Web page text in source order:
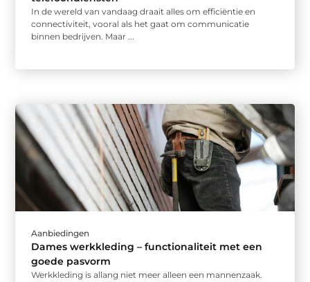
In de wereld van vandaag draait alles om efficiëntie en
connectiviteit, vooral als het gaat om communicatie
binnen bedrijven. Maar ...
Aanbiedingen
Dames werkkleding – functionaliteit met een
goede pasvorm
Werkkleding is allang niet meer alleen een mannenzaak.